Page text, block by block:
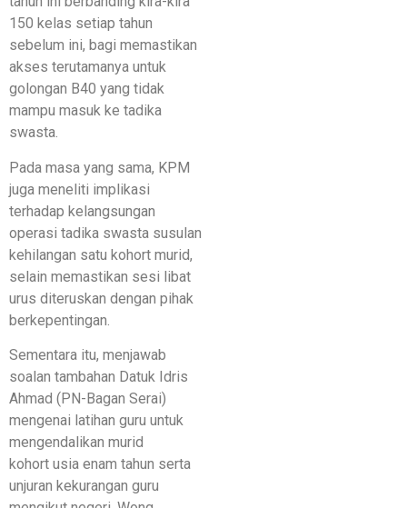
150 kelas setiap tahun
sebelum ini, bagi memastikan
akses terutamanya untuk
golongan B40 yang tidak
mampu masuk ke tadika
swasta.
Pada masa yang sama, KPM
juga meneliti implikasi
terhadap kelangsungan
operasi tadika swasta susulan
kehilangan satu kohort murid,
selain memastikan sesi libat
urus diteruskan dengan pihak
berkepentingan.
Sementara itu, menjawab
soalan tambahan Datuk Idris
Ahmad (PN-Bagan Serai)
mengenai latihan guru untuk
mengendalikan murid
kohort usia enam tahun serta
unjuran kekurangan guru